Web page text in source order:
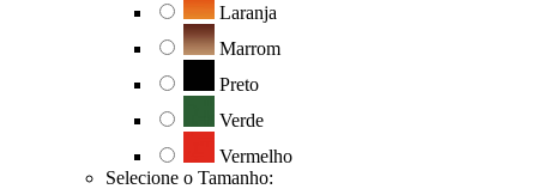
Laranja
Marrom
Preto
Verde
Vermelho
Selecione o Tamanho: